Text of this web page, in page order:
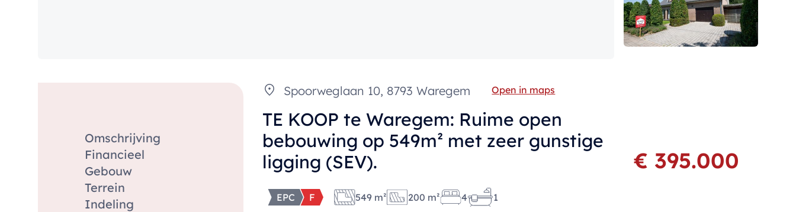
Omschrijving
Financieel
Gebouw
Terrein
Indeling
Spoorweglaan 10, 8793 Waregem Open in maps
TE KOOP te Waregem: Ruime open
bebouwing op 549m² met zeer gunstige
ligging (SEV).
€ 395.000
EPC F 549 m² 200 m² 4 1